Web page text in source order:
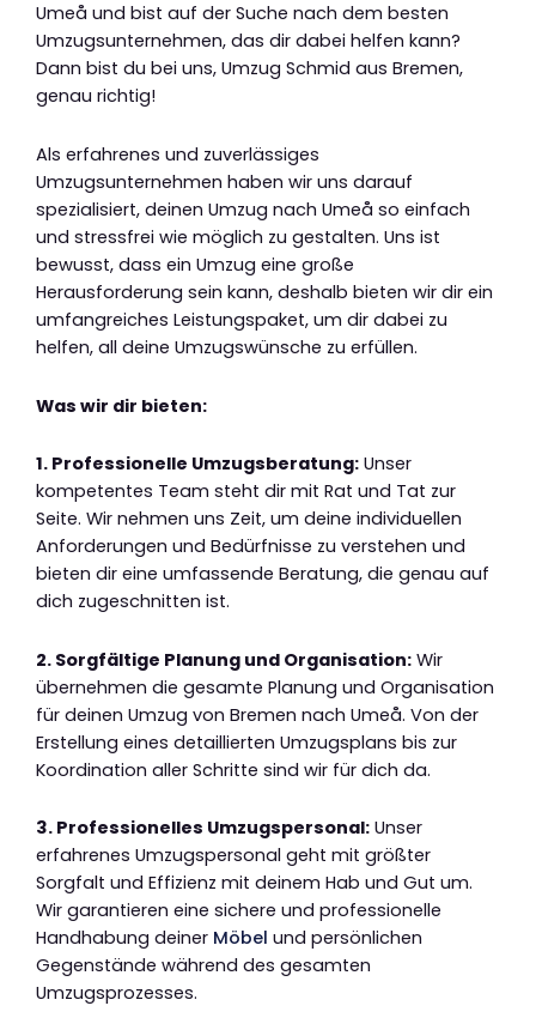
Umeå und bist auf der Suche nach dem besten
Umzugsunternehmen, das dir dabei helfen kann?
Dann bist du bei uns, Umzug Schmid aus Bremen,
genau richtig!
Als erfahrenes und zuverlässiges
Umzugsunternehmen haben wir uns darauf
spezialisiert, deinen Umzug nach Umeå so einfach
und stressfrei wie möglich zu gestalten. Uns ist
bewusst, dass ein Umzug eine große
Herausforderung sein kann, deshalb bieten wir dir ein
umfangreiches Leistungspaket, um dir dabei zu
helfen, all deine Umzugswünsche zu erfüllen.
Was wir dir bieten:
1. Professionelle Umzugsberatung: Unser
kompetentes Team steht dir mit Rat und Tat zur
Seite. Wir nehmen uns Zeit, um deine individuellen
Anforderungen und Bedürfnisse zu verstehen und
bieten dir eine umfassende Beratung, die genau auf
dich zugeschnitten ist.
2. Sorgfältige Planung und Organisation: Wir
übernehmen die gesamte Planung und Organisation
für deinen Umzug von Bremen nach Umeå. Von der
Erstellung eines detaillierten Umzugsplans bis zur
Koordination aller Schritte sind wir für dich da.
3. Professionelles Umzugspersonal: Unser
erfahrenes Umzugspersonal geht mit größter
Sorgfalt und Effizienz mit deinem Hab und Gut um.
Wir garantieren eine sichere und professionelle
Handhabung deiner Möbel und persönlichen
Gegenstände während des gesamten
Umzugsprozesses.